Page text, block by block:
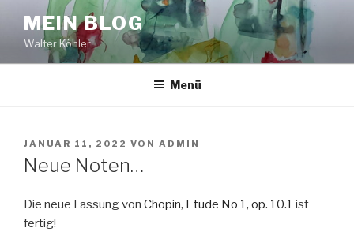
Inhalt
springen
MEIN BLOG
Walter Köhler
Menü
VERÖFFENTLICHT
AM
JANUAR 11, 2022 VON ADMIN
Neue Noten…
Die neue Fassung von Chopin, Etude No 1, op. 10.1 ist
fertig!